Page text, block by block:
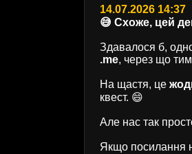
14.07.2026 14:37
😅 Схоже, цей
Здавалося б,
.me, через що
На щастя, це
квест. 😄
Але нас так
Якщо посилання